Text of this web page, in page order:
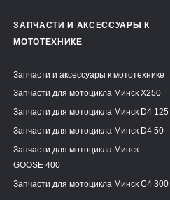
ЗАПЧАСТИ И АКСЕССУАРЫ К
МОТОТЕХНИКЕ
Запчасти и аксессуары к мототехнике
Запчасти для мотоцикла Минск X250
Запчасти для мотоцикла Минск D4 125
Запчасти для мотоцикла Минск D4 50
Запчасти для мотоцикла Минск
GOOSE 400
Запчасти для мотоцикла Минск C4 300